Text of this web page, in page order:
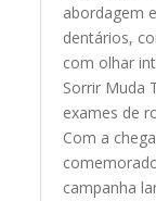
abordagem
dentários,
com olhar
Sorrir Muda
exames de
Com a
campanha